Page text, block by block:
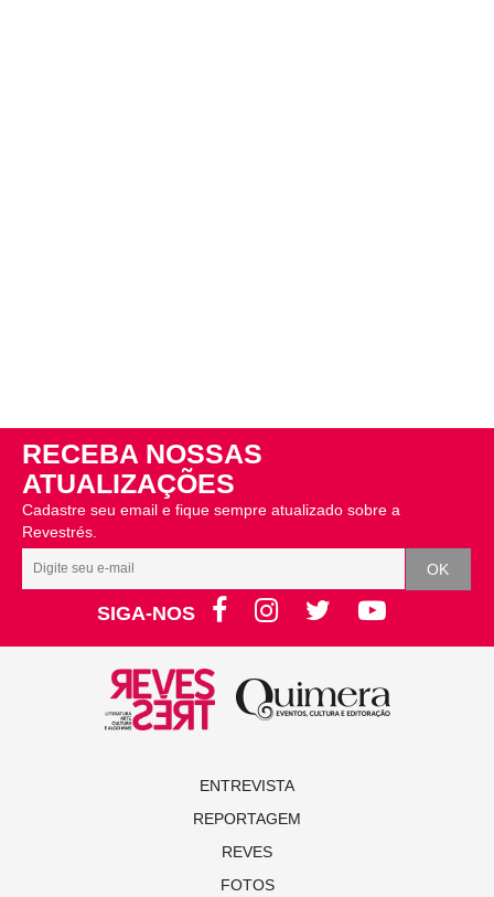
RECEBA NOSSAS
ATUALIZAÇÕES
Cadastre seu email e fique sempre atualizado sobre a
Revestrés.
SIGA-NOS
ENTREVISTA
REPORTAGEM
REVES
FOTOS